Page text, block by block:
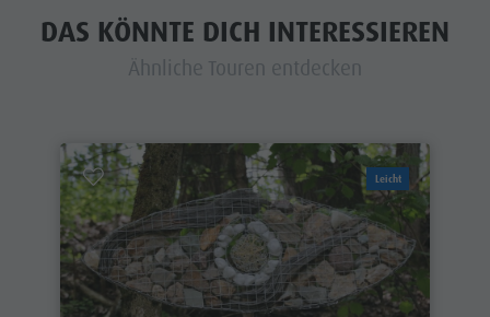
DAS KÖNNTE DICH INTERESSIEREN
Ähnliche Touren entdecken
Leicht